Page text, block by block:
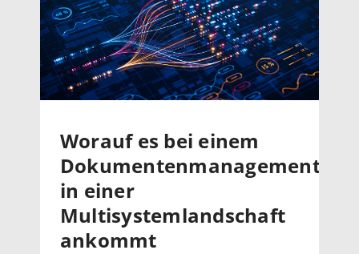
Worauf es bei einem
in einer
Multisystemlandschaft
ankommt